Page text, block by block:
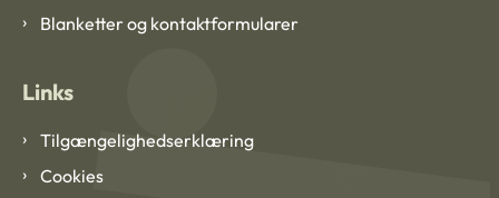
Blanketter og kontaktformularer
Links
Tilgængelighedserklæring
Cookies